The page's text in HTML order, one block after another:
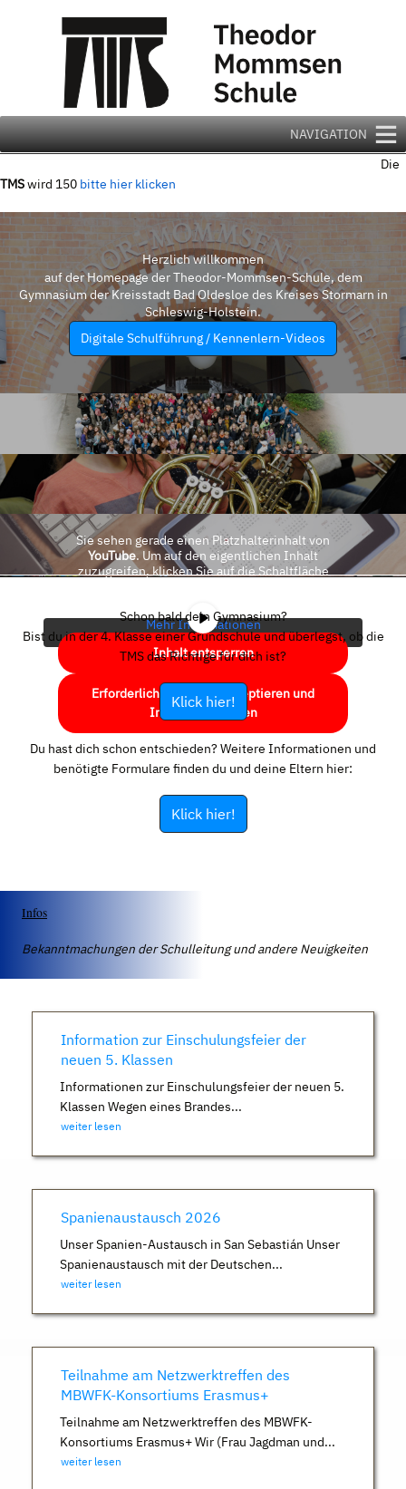
NAVIGATION
Die
TMSwird 150 bitte hier klicken
Herzlich willkommen
auf der Homepage der Theodor-Mommsen-Schule, dem
Gymnasium der Kreisstadt Bad Oldesloe des Kreises Stormarn in
Schleswig-Holstein.
Digitale Schulführung / Kennenlern-Videos
Sie sehen gerade einen Platzhalterinhalt von
YouTube. Um auf den eigentlichen Inhalt
zuzugreifen, klicken Sie auf die Schaltfläche
Mehr Informationen
Inhalt entsperren
Erforderlichen Service akzeptieren und
Inhalte entsperren
Schon bald dein Gymnasium?
Bist du in der 4. Klasse einer Grundschule und überlegst, ob die
TMS das Richtige für dich ist?
Klick hier!
Du hast dich schon entschieden? Weitere Informationen und
benötigte Formulare finden du und deine Eltern hier:
Klick hier!
Infos
Bekanntmachungen der Schulleitung und andere Neuigkeiten
Information zur Einschulungsfeier der
neuen 5. Klassen
Informationen zur Einschulungsfeier der neuen 5.
Klassen Wegen eines Brandes...
weiter lesen
Spanienaustausch 2026
Unser Spanien-Austausch in San Sebastián Unser
Spanienaustausch mit der Deutschen...
weiter lesen
Teilnahme am Netzwerktreffen des
MBWFK-Konsortiums Erasmus+
Teilnahme am Netzwerktreffen des MBWFK-
Konsortiums Erasmus+ Wir (Frau Jagdman und...
weiter lesen